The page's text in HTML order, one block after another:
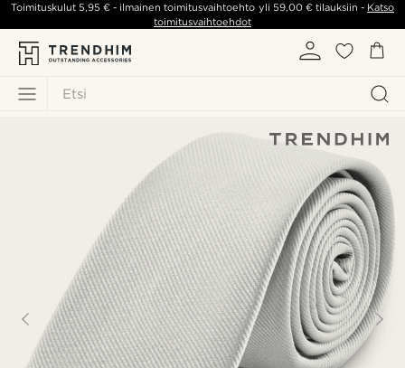
Etsi
Toimituskulut5,95 € - ilmainen toimitusvaihtoehto yli 59,00 €tilauksiin - Katso
toimitusvaihtoehdot